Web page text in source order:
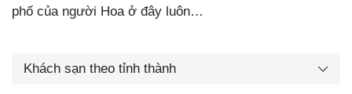
phố của người Hoa ở đây luôn…
Khách sạn theo tỉnh thành